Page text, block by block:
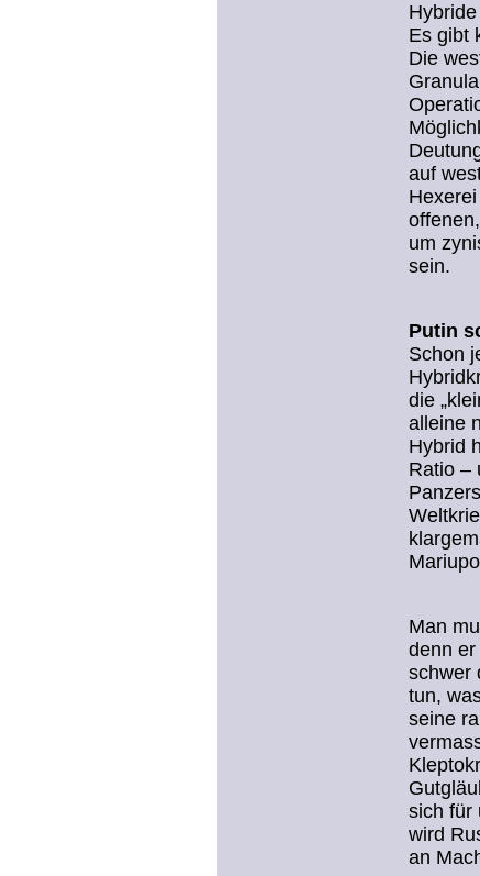
Es gibt
Die
auf
um
sein.
Putin
Schon
die
alleine
Hybrid
Ratio –
Man
denn
schwer
tun,
seine
sich für
wird
an